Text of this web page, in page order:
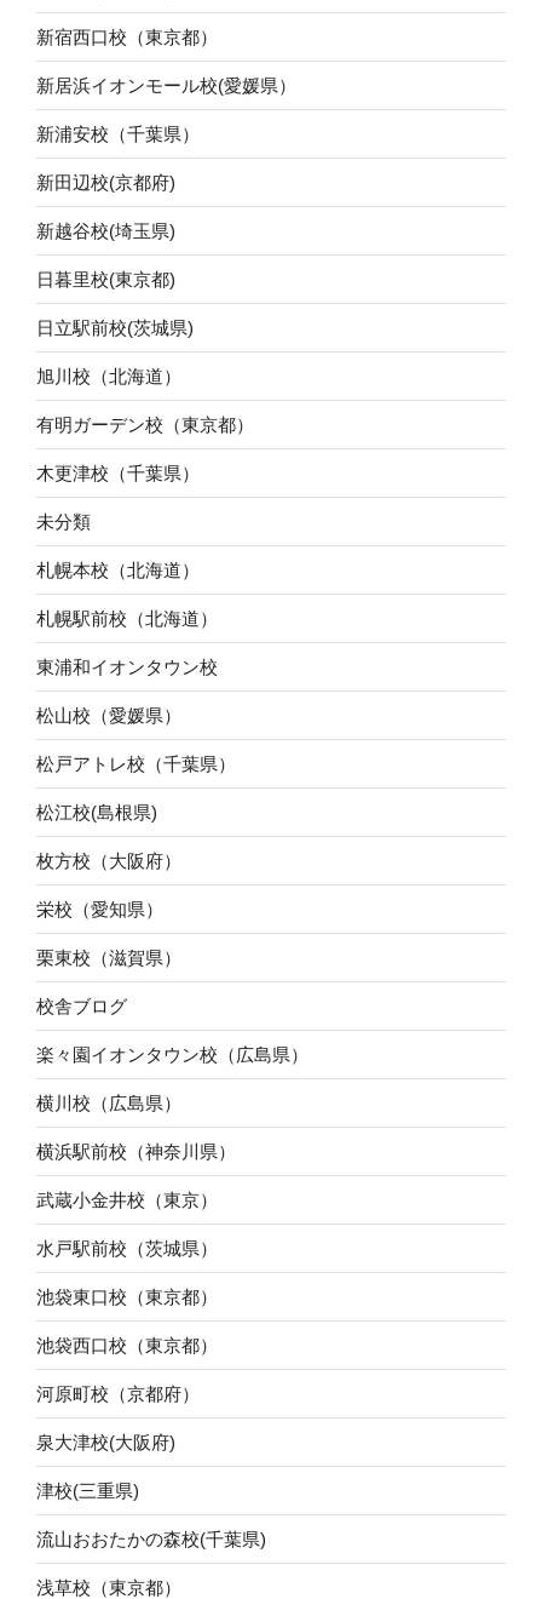
新宿西口校（東京都）
新居浜イオンモール校(愛媛県）
新浦安校（千葉県）
新田辺校(京都府)
新越谷校(埼玉県)
日暮里校(東京都)
日立駅前校(茨城県)
旭川校（北海道）
有明ガーデン校（東京都）
木更津校（千葉県）
未分類
札幌本校（北海道）
札幌駅前校（北海道）
東浦和イオンタウン校
松山校（愛媛県）
松戸アトレ校（千葉県）
松江校(島根県)
枚方校（大阪府）
栄校（愛知県）
栗東校（滋賀県）
校舎ブログ
楽々園イオンタウン校（広島県）
横川校（広島県）
横浜駅前校（神奈川県）
武蔵小金井校（東京）
水戸駅前校（茨城県）
池袋東口校（東京都）
池袋西口校（東京都）
河原町校（京都府）
泉大津校(大阪府)
津校(三重県)
流山おおたかの森校(千葉県)
浅草校（東京都）